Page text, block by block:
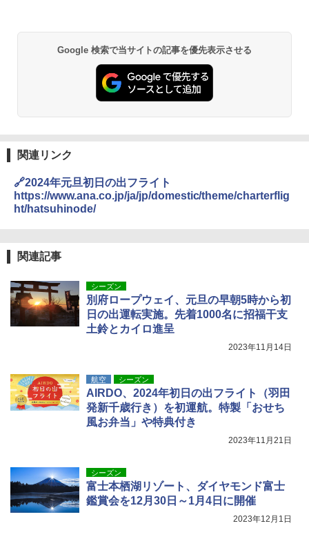
力的な町 2026～2027 地球の歩き方D アジア
￥2,079
新しい日本地理 地図・統計・移動から読み
解く (講談社現代新書)
PYKES PEAK (パイクスピーク) 着替えテン
ト プライバシー テント 【中が透けない】 1
人用 折りたたみ 防災グッズ 災害用トイレ ビ
ーチ ピクニック ポップアップテント 携帯 簡
ENDLESS BASE 《めざましテレビで紹介》
テント ワンタッチ RENEW 幅200 2-3人用 43
500002(88859)
ーティング フルクローズ メッシュ 3-4人用
簡単設置 ポップアップテント エクルベージ
ュ(BC仕様) PATC-150B(EB)
￥9,990
[キャンパーズコレクション 山善] 傘みたいに
広げるだけ パッとサッとテント キューブワ
イドプラス ブラックコーティング フルクロ
ーズ メッシュ 5人用 簡単設置 ポップアップ
テント PATCW-200B エクルベージュ
GRANDOOR ステンレス保冷剤 2個セット 2
026リニューアル 急速冷凍 空間倍増 衛生的
コンパクト 保冷力長持ち
￥2,980
秒）射程5～10m 安全ロック搭載 携帯収納袋
付き ヒグマ・イノシシ対策 自治体・教育機
関の購入実績 登山・キャンプ・アウトドア・
Across やわらか保冷剤 日本製 固まらない 1
1cm ソフト 2個セット (2個セット)
￥680
着替えテント トイレテント 透けない【換気
通気窓付き】収納袋付き UVカット 防水 防災
コンパクト iimono117 (ブルー)
￥3,180
Google 検索で当サイトの記事を優先表示させる
関連リンク
🔗2024年元旦初日の出フライト
https://www.ana.co.jp/ja/jp/domestic/theme/charterflig
ht/hatsuhinode/
関連記事
シーズン
別府ロープウェイ、元旦の早朝5時から初
日の出運転実施。先着1000名に招福干支
土鈴とカイロ進呈
2023年11月14日
航空 シーズン
AIRDO、2024年初日の出フライト（羽田
発新千歳行き）を初運航。特製「おせち
風お弁当」や特典付き
2023年11月21日
シーズン
富士本栖湖リゾート、ダイヤモンド富士
鑑賞会を12月30日～1月4日に開催
2023年12月1日